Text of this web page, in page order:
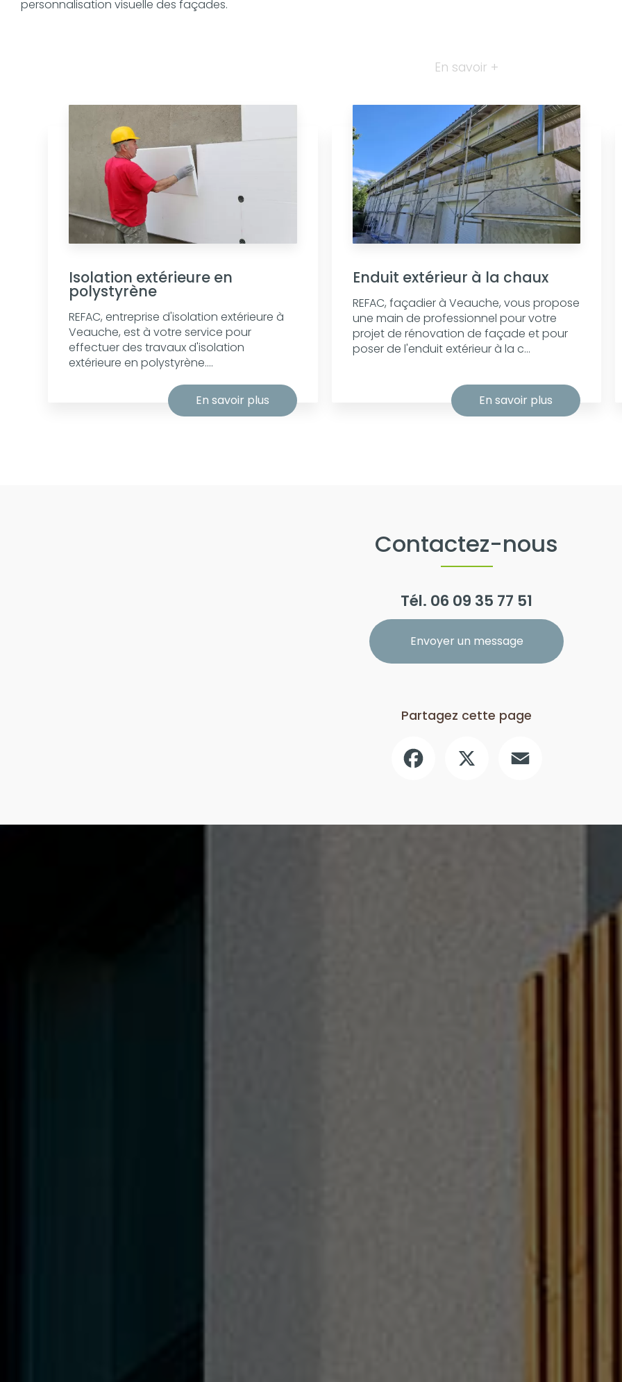
personnalisation visuelle des façades.
En savoir +
Isolation extérieure en
polystyrène
REFAC, entreprise d'isolation extérieure à
Veauche, est à votre service pour
effectuer des travaux d'isolation
extérieure en polystyrène....
En savoir plus
Enduit extérieur à la chaux
REFAC, façadier à Veauche, vous propose
une main de professionnel pour votre
projet de rénovation de façade et pour
poser de l'enduit extérieur à la c...
En savoir plus
Contactez-nous
Tél. 06 09 35 77 51
Envoyer un message
Partagez cette page